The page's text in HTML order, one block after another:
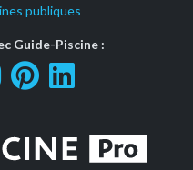
publiques
Guide-Piscine :